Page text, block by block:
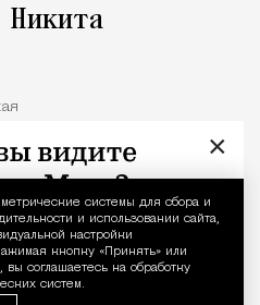
Уведомление
системы для сбора и
и использовании сайта,
настройки
кнопку «Принять» или
вы соглашаетесь на обработку
систем.
Никита
×